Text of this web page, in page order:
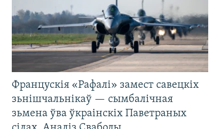
Францускія «Рафалі» замест савецкіх
зьнішчальнікаў — сымбалічная
зьмена ўва ўкраінскіх Паветраных